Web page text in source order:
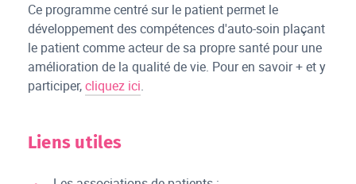
Ce programme centré sur le patient permet le
développement des compétences d'auto-soin plaçant
le patient comme acteur de sa propre santé pour une
amélioration de la qualité de vie. Pour en savoir + et y
participer,cliquez ici.
Liens utiles